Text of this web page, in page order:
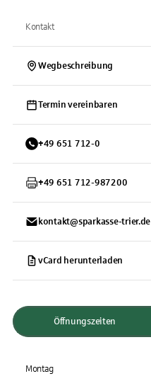
Kontakt
Wegbeschreibung
Termin vereinbaren
+49 651 712-0
+49 651 712-987200
kontakt@sparkasse-trier.de
vCard herunterladen
Öffnungszeiten
Montag